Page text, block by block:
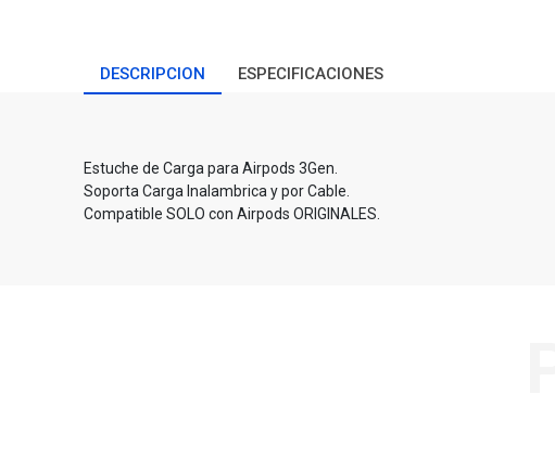
DESCRIPCION ESPECIFICACIONES
Estuche de Carga para Airpods 3Gen.
Soporta Carga Inalambrica y por Cable.
Compatible SOLO con Airpods ORIGINALES.